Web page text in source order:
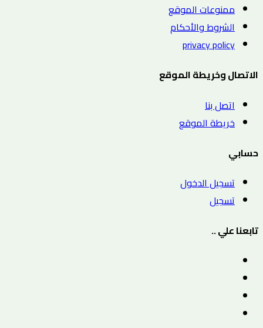
ممنوعات الموقع
الشروط والأحكام
privacy policy
الاتصال وخريطة الموقع
اتصل بنا
خريطة الموقع
حسابي
تسجيل الدخول
تسجيل
تابعنا علي ..